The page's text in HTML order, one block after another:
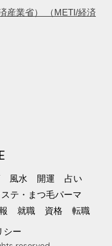
産業省） （METI/経済
風水 開運
占い
テ・まつ毛パーマ
就職 資格 転職
シー